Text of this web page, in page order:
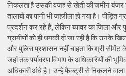
निकलता है उसकी वजह से खेती की जमीन
तालाबों का पानी भी जहरीला हो गया है। पीड़ित
प्रदर्शन कर रहे हैं, लेकिन ब्यावर का जिला
ग्रामीणों को ही धमकी दी जा रही है कि उनके
और पुलिस प्रशासन नहीं चाहता कि श्री सीमेंट
जहां तक पर्यावरण विभाग के अधिकारियों की
अधिकारी अंधे है। उन्हें फैक्ट्री से निकलने